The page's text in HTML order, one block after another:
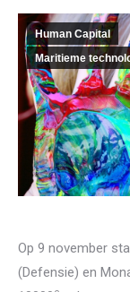
Human Capital
Maritieme
Op 9 november
(Defensie) en